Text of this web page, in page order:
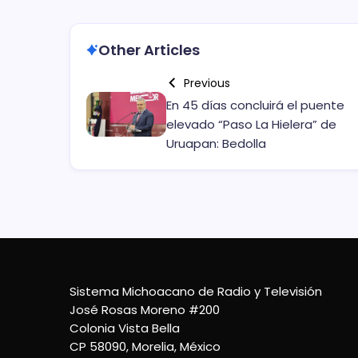
Other Articles
Previous
En 45 días concluirá el puente
elevado “Paso La Hielera” de
Uruapan: Bedolla
Sistema Michoacano de Radio y Televisión
José Rosas Moreno #200
Colonia Vista Bella
CP 58090, Morelia, México